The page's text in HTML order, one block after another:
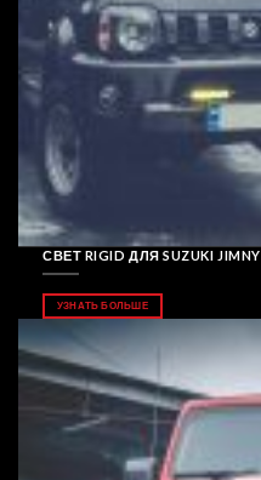
СВЕТ RIGID ДЛЯ SUZUKI JIMNY
УЗНАТЬ БОЛЬШЕ